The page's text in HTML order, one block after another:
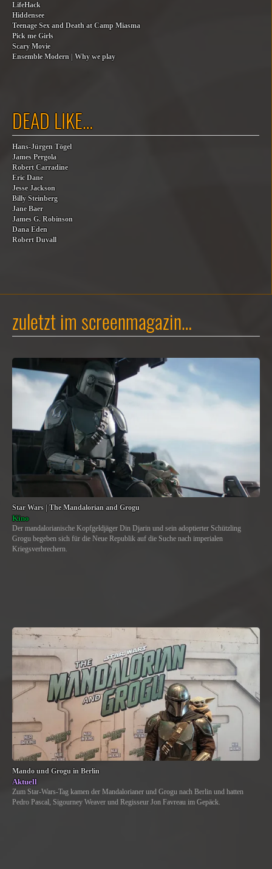
LifeHack
Hiddensee
Teenage Sex and Death at Camp Miasma
Pick me Girls
Scary Movie
Ensemble Modern | Why we play
DEAD LIKE…
Hans-Jürgen Tögel
James Pergola
Robert Carradine
Eric Dane
Jesse Jackson
Billy Steinberg
Jane Baer
James G. Robinson
Dana Eden
Robert Duvall
zuletzt im screenmagazin…
Star Wars | The Mandalorian and Grogu
Kino
Der mandalorianische Kopfgeldjäger Din Djarin und sein adoptierter Schützling
Grogu begeben sich für die Neue Republik auf die Suche nach imperialen
Kriegsverbrechern.
Mando und Grogu in Berlin
Aktuell
Zum Star-Wars-Tag kamen der Mandalorianer und Grogu nach Berlin und hatten
Pedro Pascal, Sigourney Weaver und Regisseur Jon Favreau im Gepäck.